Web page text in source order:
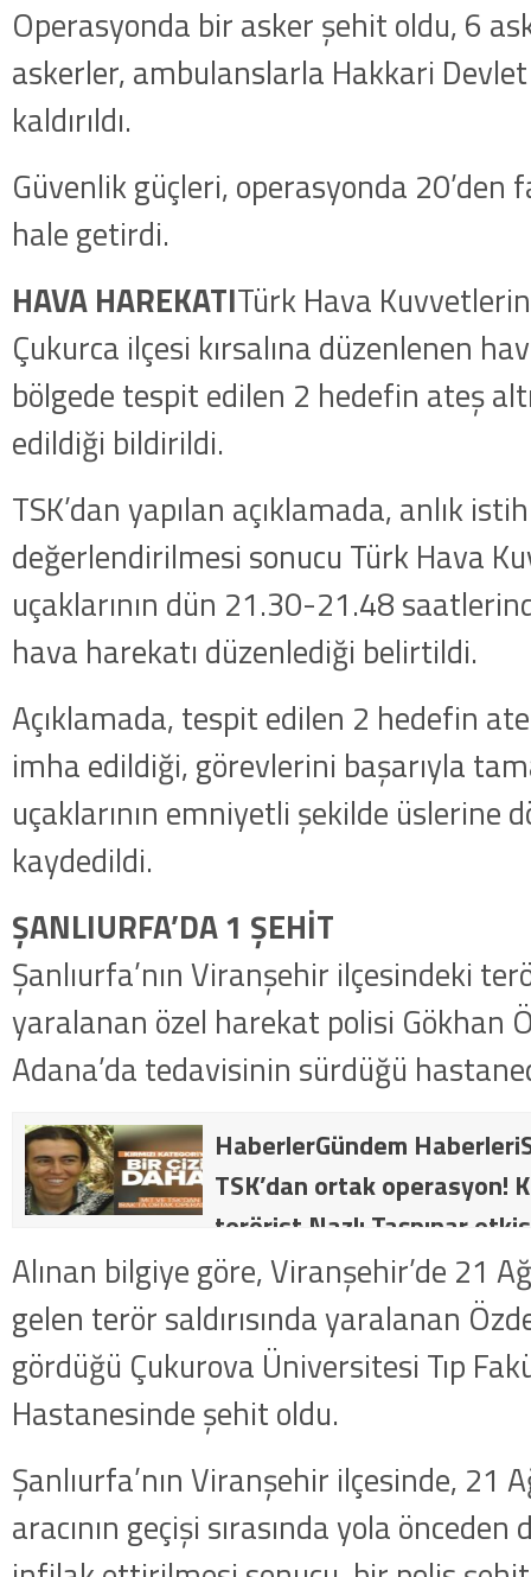
Operasyonda bir asker şehit oldu, 6
askerler, ambulanslarla Hakkari
kaldırıldı.
Güvenlik güçleri, operasyonda
hale getirdi.
HAVA HAREKATITürk Hava
Çukurca ilçesi kırsalına düzenlenen
bölgede tespit edilen 2 hedefin ateş
edildiği bildirildi.
TSK’dan yapılan açıklamada, anlık
değerlendirilmesi sonucu Türk Hava
uçaklarının dün 21.30-21.48
hava harekatı düzenlediği belirtildi.
Açıklamada, tespit edilen 2 hedefin
imha edildiği, görevlerini başarıyla
uçaklarının emniyetli şekilde üslerine
kaydedildi.
ŞANLIURFA’DA 1 ŞEHİT
Şanlıurfa’nın Viranşehir ilçesindeki
yaralanan özel harekat polisi Gökhan
Adana’da tedavisinin sürdüğü
HaberlerGündem
TSK’dan ortak operasyon!
terörist Nazlı Taşpınar
dakika: MİT ve TSK’dan
kategorideki terörist Nazlı
getirildi .
Alınan bilgiye göre, Viranşehir’de 21
gelen terör saldırısında yaralanan
gördüğü Çukurova Üniversitesi Tıp
Hastanesinde şehit oldu.
Şanlıurfa’nın Viranşehir ilçesinde, 21
aracının geçişi sırasında yola önceden